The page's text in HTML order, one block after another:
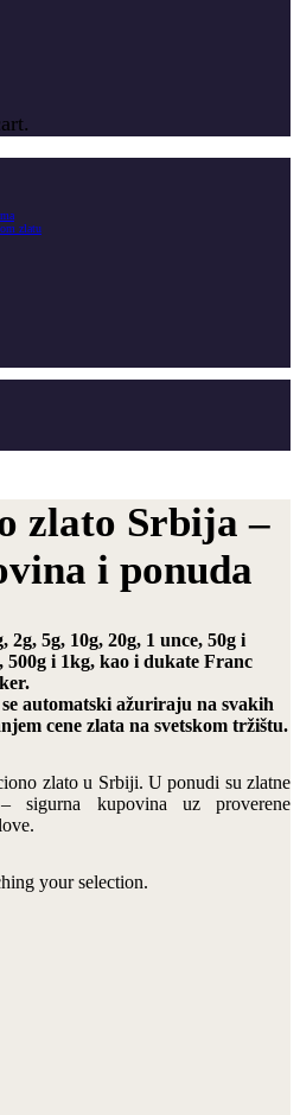
zlatu
zlato Srbija –
i ponuda
5g, 10g, 20g, 1 unce, 50g i
500g i 1kg, kao i dukate Franc
se automatski ažuriraju na svakih
cene zlata na svetskom tržištu.
zlato u Srbiji. U ponudi su zlatne
sigurna kupovina uz proverene
your selection.